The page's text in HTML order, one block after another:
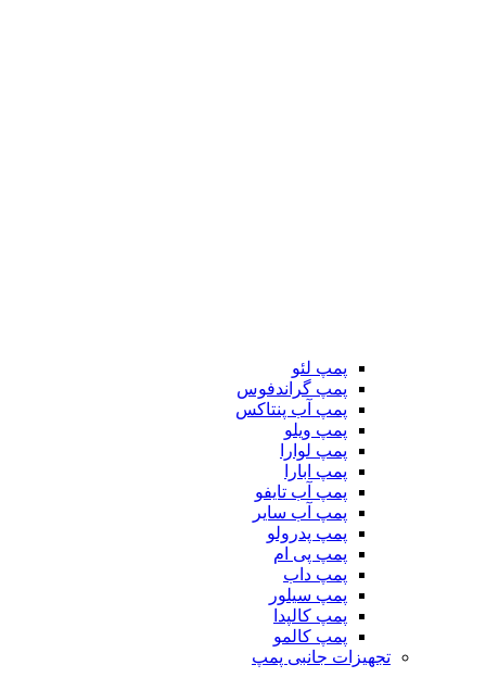
پمپ لئو
پمپ گراندفوس
پمپ آب پنتاکس
پمپ ویلو
پمپ لوارا
پمپ ابارا
پمپ آب تایفو
پمپ آب سایر
پمپ پدرولو
پمپ پی ام
پمپ داب
پمپ سیلور
پمپ کالپدا
پمپ کالمو
تجهیزات جانبی پمپ